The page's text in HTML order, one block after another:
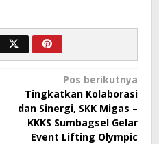
Pos berikutnya
Tingkatkan Kolaborasi
dan Sinergi, SKK Migas –
KKKS Sumbagsel Gelar
Event Lifting Olympic